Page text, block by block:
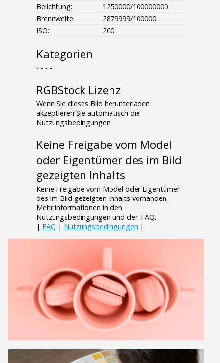
Belichtung:
1250000/100000000
Brennweite:
2879999/100000
ISO:
200
Kategorien
- - - -
RGBStock Lizenz
Wenn Sie dieses Bild herunterladen
akzeptieren Sie automatisch die
Nutzungsbedingungen
Keine Freigabe vom Model
oder Eigentümer des im Bild
gezeigten Inhalts
Keine Freigabe vom Model oder Eigentümer
des im Bild gezeigten Inhalts vorhanden.
Mehr informationen in den
Nutzungsbedingungen und den FAQ.
| FAQ | Nutzungsbedingungen |